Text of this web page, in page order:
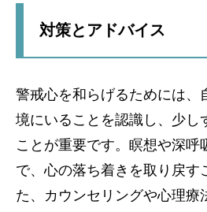
対策とアドバイス
警戒心を和らげるためには、
境にいることを認識し、少し
ことが重要です。瞑想や深呼
で、心の落ち着きを取り戻す
た、カウンセリングや心理療